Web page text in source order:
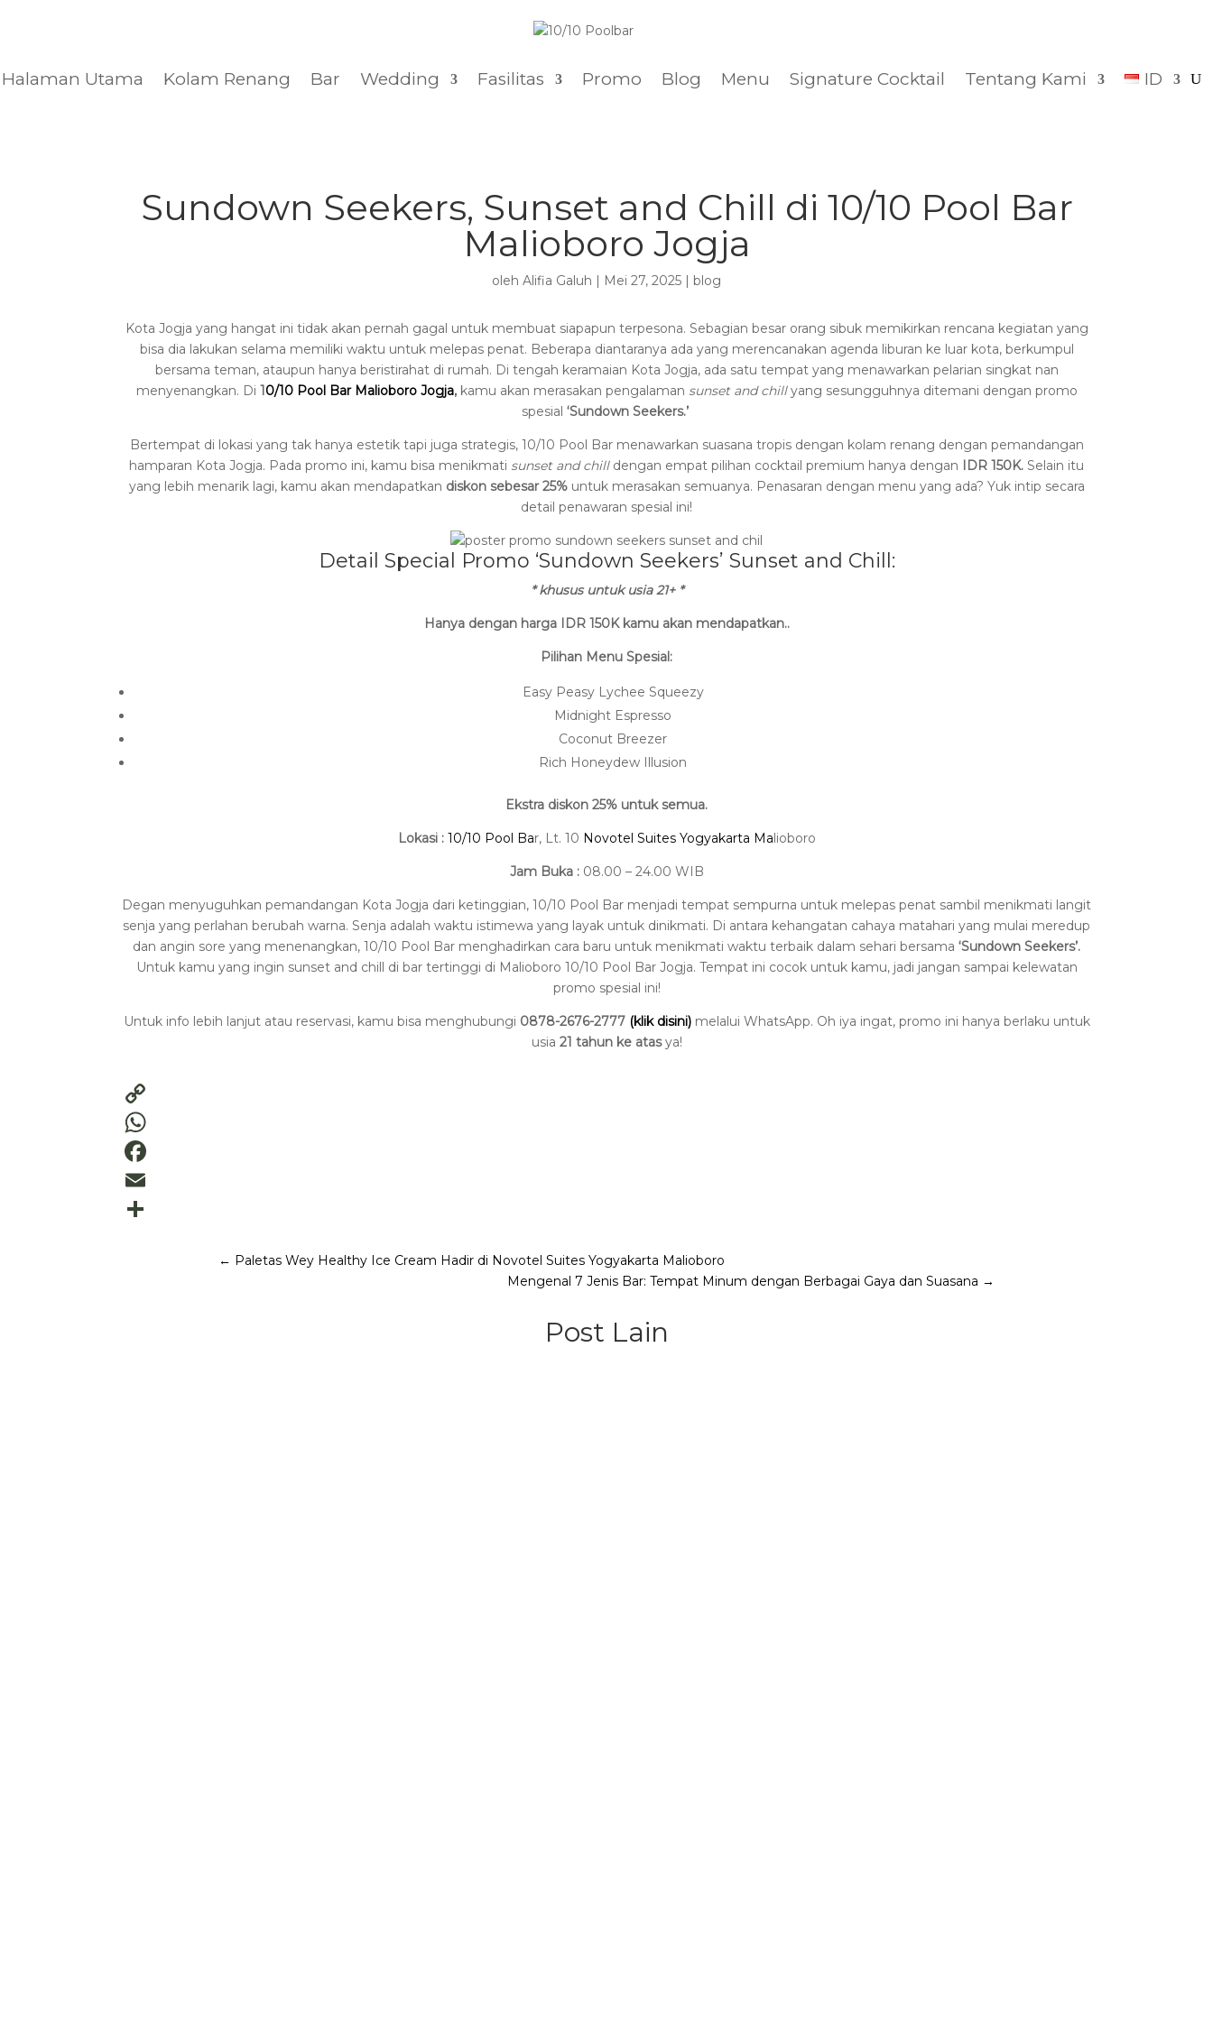
Halaman Utama Kolam Renang Bar Wedding Fasilitas Promo Blog Menu Signature Cocktail Tentang Kami ID
Sundown Seekers, Sunset and Chill di 10/10 Pool Bar
Malioboro Jogja
oleh Alifia Galuh | Mei 27, 2025 | blog
Kota Jogja yang hangat ini tidak akan pernah gagal untuk membuat siapapun terpesona. Sebagian besar orang sibuk memikirkan rencana kegiatan yang
bisa dia lakukan selama memiliki waktu untuk melepas penat. Beberapa diantaranya ada yang merencanakan agenda liburan ke luar kota, berkumpul
bersama teman, ataupun hanya beristirahat di rumah. Di tengah keramaian Kota Jogja, ada satu tempat yang menawarkan pelarian singkat nan
menyenangkan. Di 10/10 Pool Bar Malioboro Jogja,kamu akan merasakan pengalaman sunset and chillyang sesungguhnya ditemani dengan promo
spesial ‘Sundown Seekers.’
Bertempat di lokasi yang tak hanya estetik tapi juga strategis, 10/10 Pool Bar menawarkan suasana tropis dengan kolam renang dengan pemandangan
hamparan Kota Jogja. Pada promo ini, kamu bisa menikmati sunset and chilldengan empat pilihan cocktail premium hanya dengan IDR 150K. Selain itu
yang lebih menarik lagi, kamu akan mendapatkan diskon sebesar 25%untuk merasakan semuanya. Penasaran dengan menu yang ada? Yuk intip secara
detail penawaran spesial ini!
Detail Special Promo ‘Sundown Seekers’ Sunset and Chill:
* khusus untuk usia 21+ *
Hanya dengan harga IDR 150K kamu akan mendapatkan..
Pilihan Menu Spesial:
Easy Peasy Lychee Squeezy
Midnight Espresso
Coconut Breezer
Rich Honeydew Illusion
Ekstra diskon 25% untuk semua.
Lokasi : 10/10 Pool Bar, Lt. 10 Novotel Suites Yogyakarta Malioboro
Jam Buka : 08.00 – 24.00 WIB
Degan menyuguhkan pemandangan Kota Jogja dari ketinggian, 10/10 Pool Bar menjadi tempat sempurna untuk melepas penat sambil menikmati langit
senja yang perlahan berubah warna. Senja adalah waktu istimewa yang layak untuk dinikmati. Di antara kehangatan cahaya matahari yang mulai meredup
dan angin sore yang menenangkan, 10/10 Pool Bar menghadirkan cara baru untuk menikmati waktu terbaik dalam sehari bersama ‘Sundown Seekers’.
Untuk kamu yang ingin sunset and chill di bar tertinggi di Malioboro 10/10 Pool Bar Jogja. Tempat ini cocok untuk kamu, jadi jangan sampai kelewatan
promo spesial ini!
Untuk info lebih lanjut atau reservasi, kamu bisa menghubungi 0878-2676-2777 (klik disini) melalui WhatsApp. Oh iya ingat, promo ini hanya berlaku untuk
usia 21 tahun ke atasya!
← Paletas Wey Healthy Ice Cream Hadir di Novotel Suites Yogyakarta Malioboro
Mengenal 7 Jenis Bar: Tempat Minum dengan Berbagai Gaya dan Suasana →
Post Lain